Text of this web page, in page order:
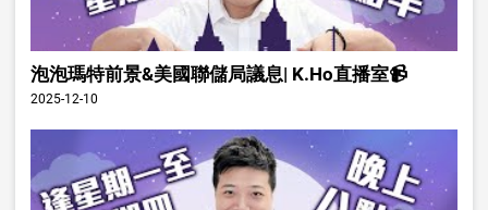
泡泡瑪特前景&美國聯儲局議息| K.Ho直播室📹
2025-12-10